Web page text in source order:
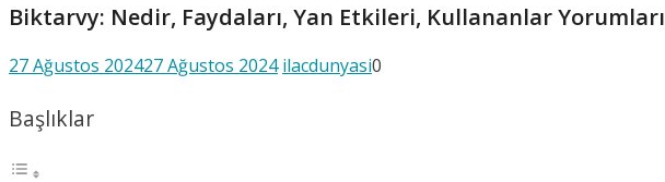
Biktarvy: Nedir, Faydaları, Yan Etkileri, Kullananlar Yorumları
27 Ağustos 202427 Ağustos 2024 ilacdunyasi0
Başlıklar